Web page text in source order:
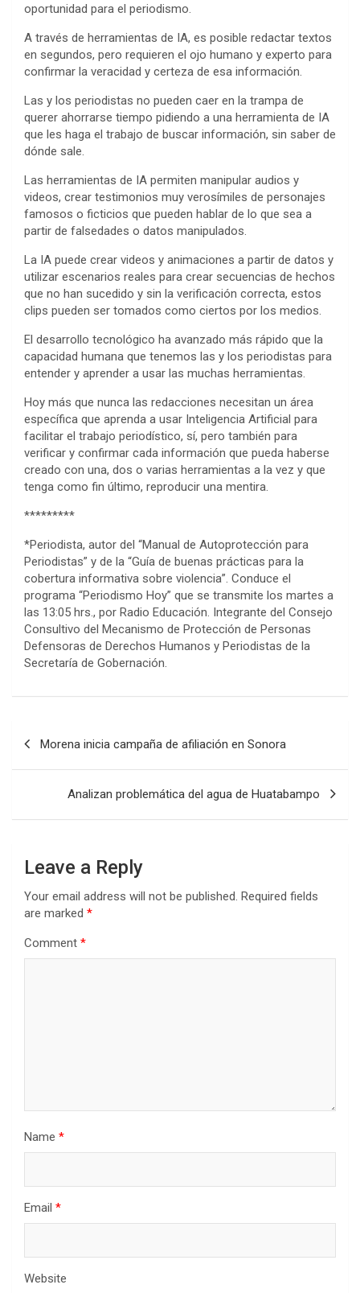
oportunidad para el periodismo.
A través de herramientas de IA, es posible redactar textos
en segundos, pero requieren el ojo humano y experto para
confirmar la veracidad y certeza de esa información.
Las y los periodistas no pueden caer en la trampa de
querer ahorrarse tiempo pidiendo a una herramienta de IA
que les haga el trabajo de buscar información, sin saber de
dónde sale.
Las herramientas de IA permiten manipular audios y
videos, crear testimonios muy verosímiles de personajes
famosos o ficticios que pueden hablar de lo que sea a
partir de falsedades o datos manipulados.
La IA puede crear videos y animaciones a partir de datos y
utilizar escenarios reales para crear secuencias de hechos
que no han sucedido y sin la verificación correcta, estos
clips pueden ser tomados como ciertos por los medios.
El desarrollo tecnológico ha avanzado más rápido que la
capacidad humana que tenemos las y los periodistas para
entender y aprender a usar las muchas herramientas.
Hoy más que nunca las redacciones necesitan un área
específica que aprenda a usar Inteligencia Artificial para
facilitar el trabajo periodístico, sí, pero también para
verificar y confirmar cada información que pueda haberse
creado con una, dos o varias herramientas a la vez y que
tenga como fin último, reproducir una mentira.
*********
*Periodista, autor del “Manual de Autoprotección para
Periodistas” y de la “Guía de buenas prácticas para la
cobertura informativa sobre violencia”. Conduce el
programa “Periodismo Hoy” que se transmite los martes a
las 13:05 hrs., por Radio Educación. Integrante del Consejo
Consultivo del Mecanismo de Protección de Personas
Defensoras de Derechos Humanos y Periodistas de la
Secretaría de Gobernación.
Morena inicia campaña de afiliación en Sonora
Analizan problemática del agua de Huatabampo
Leave a Reply
Your email address will not be published. Required fields
are marked *
Comment *
Name *
Email *
Website